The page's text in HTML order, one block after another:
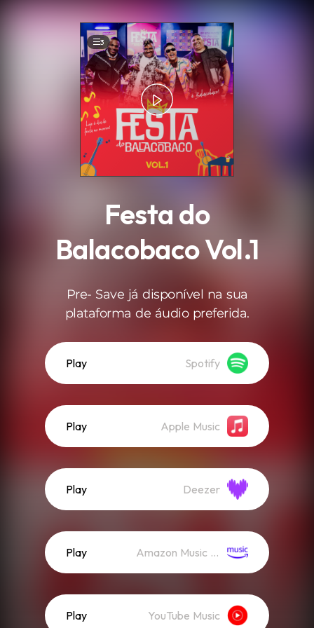
3
Festa do
Balacobaco Vol.1
Pre- Save já disponível na sua
plataforma de áudio preferida.
Play Spotify
Play Apple Music
Play Deezer
Play Amazon Music (Streaming)
Play YouTube Music